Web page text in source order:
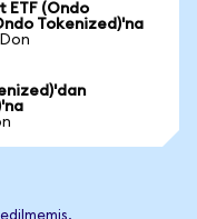
ETF (Ondo
Tokenized)'na